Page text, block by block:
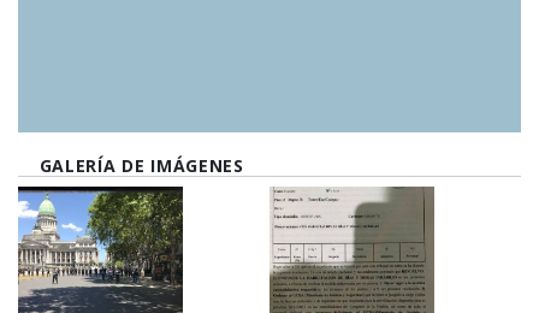
GALERÍA DE IMÁGENES